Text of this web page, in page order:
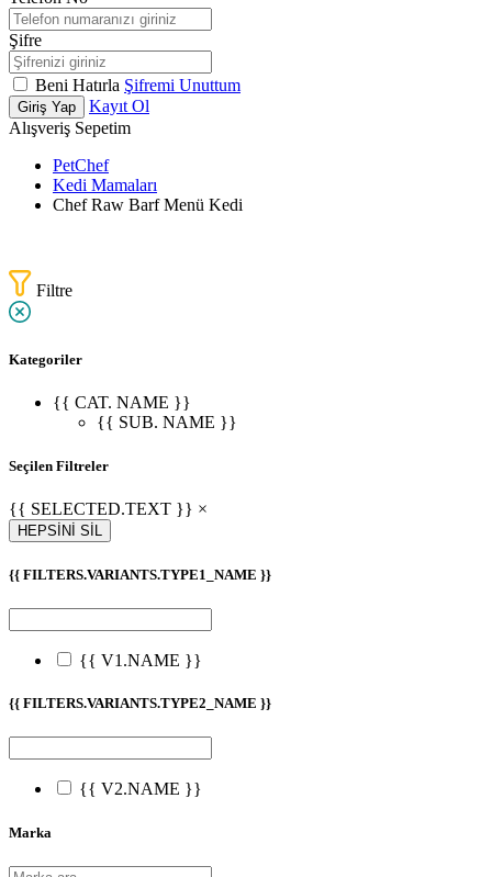
Şifre
Beni Hatırla Şifremi Unuttum
Giriş Yap
Kayıt Ol
Alışveriş Sepetim
PetChef
Kedi Mamaları
Chef Raw Barf Menü Kedi
Filtre
Kategoriler
{{ CAT. NAME }}
{{ SUB. NAME }}
Seçilen Filtreler
{{ SELECTED.TEXT }} ×
HEPSİNİ SİL
{{ FILTERS.VARIANTS.TYPE1_NAME }}
{{ V1.NAME }}
{{ FILTERS.VARIANTS.TYPE2_NAME }}
{{ V2.NAME }}
Marka